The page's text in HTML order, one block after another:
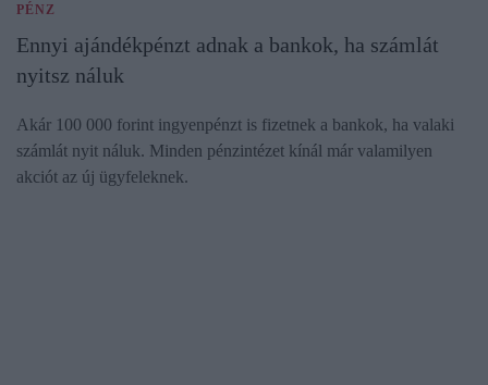
PÉNZ
Ennyi ajándékpénzt adnak a bankok, ha számlát
nyitsz náluk
Akár 100 000 forint ingyenpénzt is fizetnek a bankok, ha valaki
számlát nyit náluk. Minden pénzintézet kínál már valamilyen
akciót az új ügyfeleknek.